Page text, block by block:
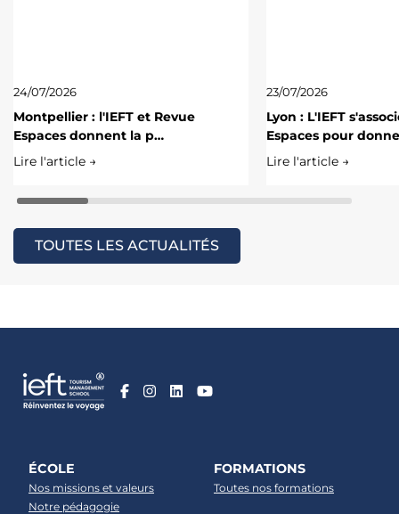
24/07/2026
Montpellier : l'IEFT et Revue
Espaces donnent la p…
Lire l'article →
23/07/2026
Lyon : L'IEFT
Espaces pour
Lire l'article →
TOUTES LES ACTUALITÉS
ÉCOLE
Nos missions et valeurs
Notre pédagogie
FORMATIONS
Toutes nos formations